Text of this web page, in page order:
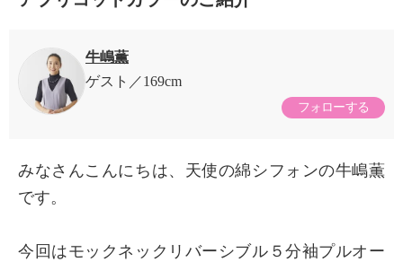
牛嶋薫
ゲスト
169cm
フォローする
みなさんこんにちは、天使の綿シフォンの牛嶋薫
です。
今回はモックネックリバーシブル５分袖プルオー